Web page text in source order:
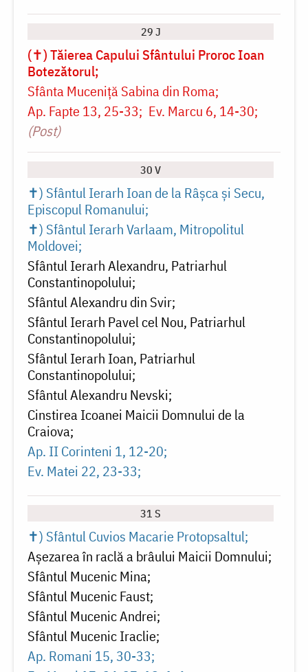
29 J
(✝) Tăierea Capului Sfântului Proroc Ioan
Botezătorul
Sfânta Muceniță Sabina din Roma
Ap. Fapte 13, 25-33 Ev. Marcu 6, 14-30
(Post)
30 V
✝) Sfântul Ierarh Ioan de la Râșca și Secu,
Episcopul Romanului
✝) Sfântul Ierarh Varlaam, Mitropolitul
Moldovei
Sfântul Ierarh Alexandru, Patriarhul
Constantinopolului
Sfântul Alexandru din Svir
Sfântul Ierarh Pavel cel Nou, Patriarhul
Constantinopolului
Sfântul Ierarh Ioan, Patriarhul
Constantinopolului
Sfântul Alexandru Nevski
Cinstirea Icoanei Maicii Domnului de la
Craiova
Ap. II Corinteni 1, 12-20
Ev. Matei 22, 23-33
31 S
✝) Sfântul Cuvios Macarie Protopsaltul
Așezarea în raclă a brâului Maicii Domnului
Sfântul Mucenic Mina
Sfântul Mucenic Faust
Sfântul Mucenic Andrei
Sfântul Mucenic Iraclie
Ap. Romani 15, 30-33